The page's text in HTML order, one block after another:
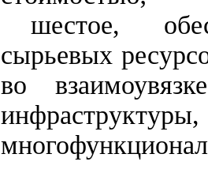
шестое,
сырьевых
во